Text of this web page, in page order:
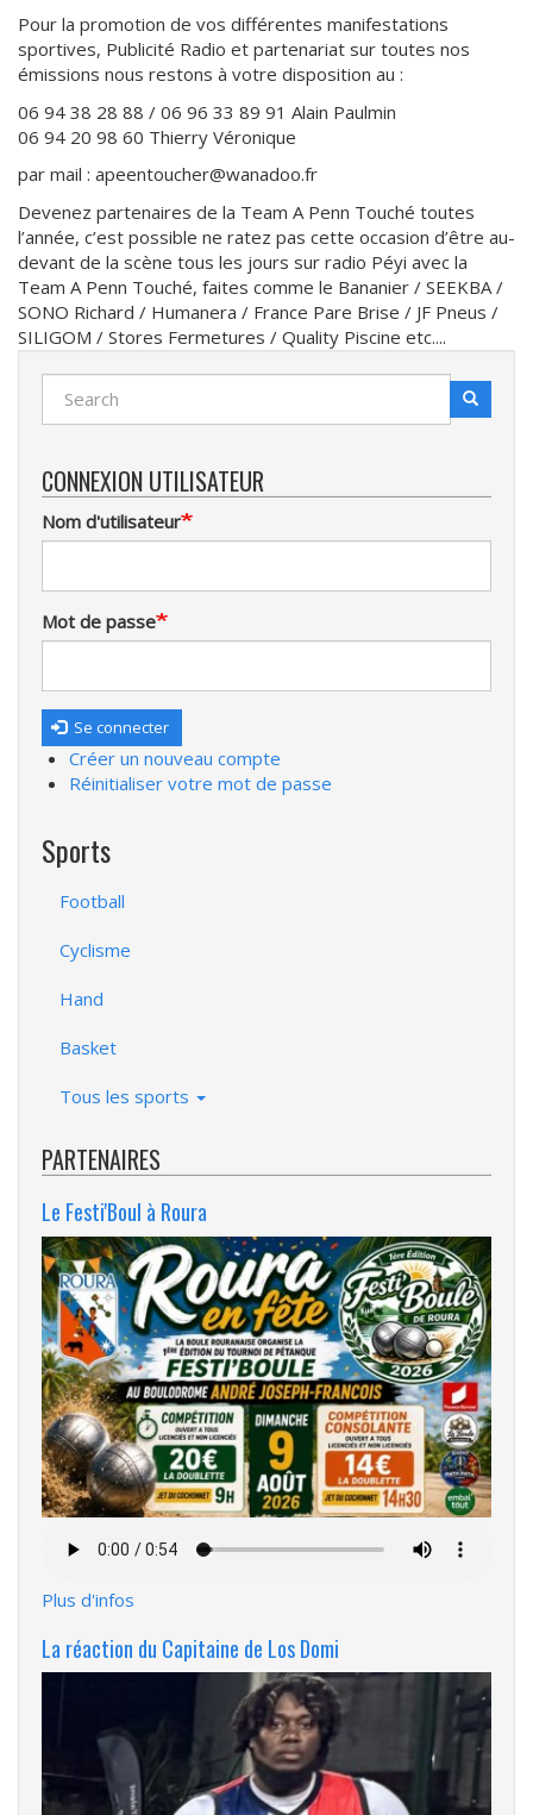
Pour la promotion de vos différentes manifestations
sportives, Publicité Radio et partenariat sur toutes nos
émissions nous restons à votre disposition au :
06 94 38 28 88 / 06 96 33 89 91 Alain Paulmin
06 94 20 98 60 Thierry Véronique
par mail : apeentoucher@wanadoo.fr
Devenez partenaires de la Team A Penn Touché toutes
l’année, c’est possible ne ratez pas cette occasion d’être au-
devant de la scène tous les jours sur radio Péyi avec la
Team A Penn Touché, faites comme le Bananier / SEEKBA /
SONO Richard / Humanera / France Pare Brise / JF Pneus /
SILIGOM / Stores Fermetures / Quality Piscine etc....
Recherche Search
CONNEXION UTILISATEUR
Nom d'utilisateur
Mot de passe
Se connecter
Créer un nouveau compte
Réinitialiser votre mot de passe
Sports
Football
Cyclisme
Hand
Basket
Tous les sports
PARTENAIRES
Le Festi'Boul à Roura
audio
Plus d'infos
La réaction du Capitaine de Los Domi